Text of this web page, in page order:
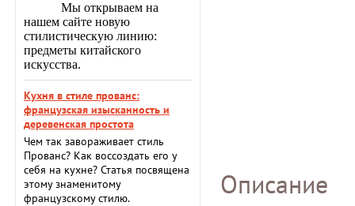
Описание
Мы открываем на
нашем сайте новую
стилистическую линию:
предметы китайского
искусства.
Кухня в стиле прованс:
французская изысканность и
деревенская простота
Чем так завораживает стиль
Прованс? Как воссоздать его у
себя на кухне? Статья посвящена
этому знаменитому
французскому стилю.